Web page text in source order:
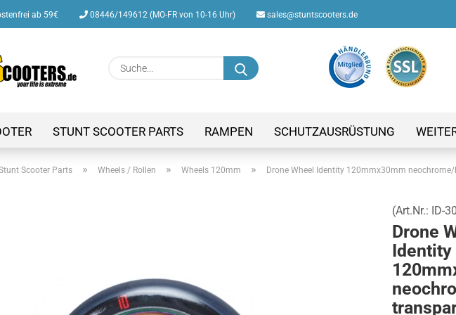
ab 59€ 08446/149612 (MO-FR von 10-16 Uhr) sales@stuntscooters.de
Passwort
Konto
Passwort
Suche...
STUNT SCOOTER PARTS RAMPEN SCHUTZAUSRÜSTUNG
Scooter Parts » Wheels / Rollen » Wheels 120mm » Drone Wheel Identity 120mmx30mm
(Art.Nr.: ID-
Drone
Identity